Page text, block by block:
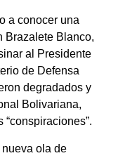
a conocer una
Brazalete Blanco,
al Presidente
de Defensa
degradados y
Bolivariana,
ola de